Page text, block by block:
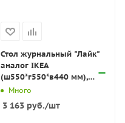
Стол журнальный "Лайк"
аналог IKEA
(ш550*г550*в440 мм),
дуб светлый, ш/к 07087
Много
3 163руб./шт